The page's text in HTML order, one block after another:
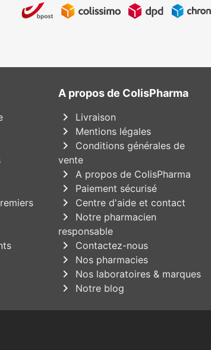
A propos de ColisPharma
chevron_right Livraison
chevron_right Mentions légales
chevron_right
Conditions générales de
vente
chevron_right A propos de ColisPharma
chevron_right Paiement sécurisé
chevron_right Centre d'aide et contact
chevron_right
Notre pharmacien
responsable
chevron_right Contactez-nous
chevron_right Nos pharmacies
chevron_right Nos laboratoires & marques
chevron_right Notre blog